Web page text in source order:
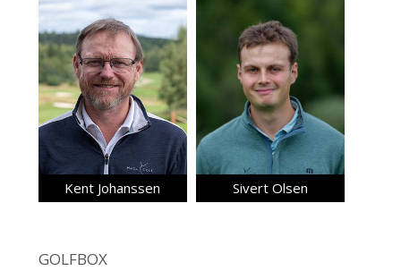
Kent Johanssen Sivert Olsen
GOLFBOX